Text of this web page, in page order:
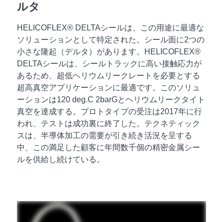
ルタ
HELICOFLEX® DELTAシールは、この用途に最適な
ソリューションとして特定された。シール面に2つの
小さな隆起（デルタ）があります。HELICOFLEX®
DELTAシールは、シールトラックに高い接触応力が
あるため、超低ヘリウムリークレートを必要とする
超高真空アプリケーションに最適です。このソリュ
ーションは120 deg.C 2barGとヘリウムリークタイト
真空を達成する。プロトタイプの受注は2017年に行
われ、テストは成功裏に終了した。テクネティック
スは、半導体加工の需要が引き続き活況を呈する
中、この満足した顧客に年間数千個の精密金属シー
ルを供給し続けている。